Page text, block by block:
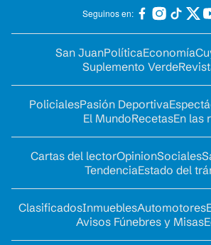
Seguinos en:
San JuanPolíticaEconomía
Suplemento Verde
PolicialesPasión Deportiva
El MundoRecetasEn las
Cartas del lectorOpinionSociales
TendenciaEstado del
ClasificadosInmueblesAutomotores
Avisos Fúnebres y Misas